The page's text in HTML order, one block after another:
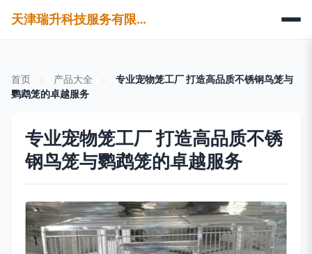
天津瑞升科技服务有限公司
首页 产品大全
专业宠物笼工厂 打造高品质不锈钢鸟笼与
鹦鹉笼的卓越服务
专业宠物笼工厂 打造高品质不锈
钢鸟笼与鹦鹉笼的卓越服务